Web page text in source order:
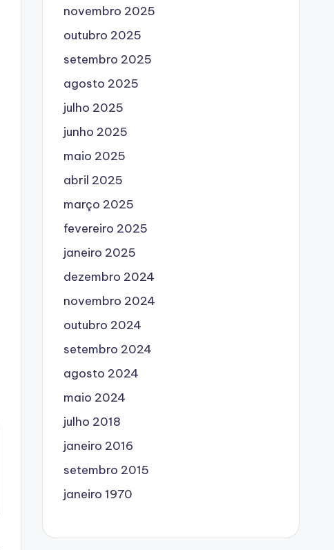
novembro 2025
outubro 2025
setembro 2025
agosto 2025
julho 2025
junho 2025
maio 2025
abril 2025
março 2025
fevereiro 2025
janeiro 2025
dezembro 2024
novembro 2024
outubro 2024
setembro 2024
agosto 2024
maio 2024
julho 2018
janeiro 2016
setembro 2015
janeiro 1970